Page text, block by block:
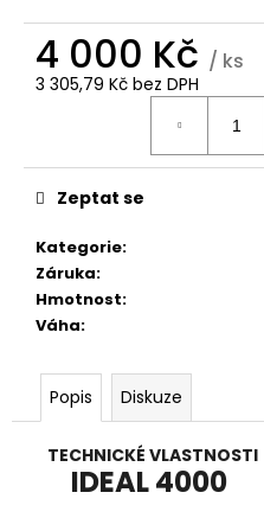
4 000 Kč / ks
3 305,79 Kč bez DPH
Kategorie:
Záruka:
Hmotnost:
Váha:
Zeptat se
Popis Diskuze
TECHNICKÉ VLASTNOSTI
IDEAL 4000
POSUVNÉ
DVEŘE
200X200
(2000X2000)
BÍLÁ/ANTRACIT
34
Kč